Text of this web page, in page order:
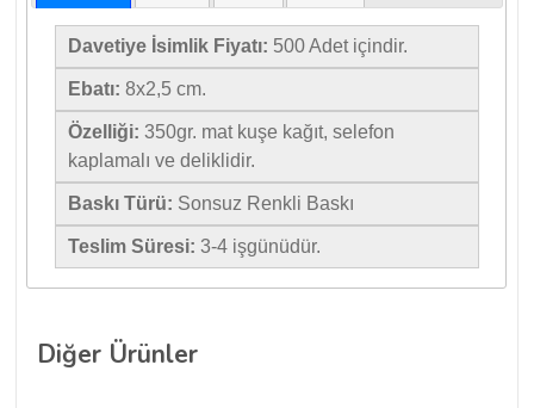
Davetiye İsimlik Fiyatı: 500 Adet içindir.
Ebatı: 8x2,5 cm.
Özelliği: 350gr. mat kuşe kağıt, selefon
kaplamalı ve deliklidir.
Baskı Türü: Sonsuz Renkli Baskı
Teslim Süresi: 3-4 işgünüdür.
Diğer Ürünler